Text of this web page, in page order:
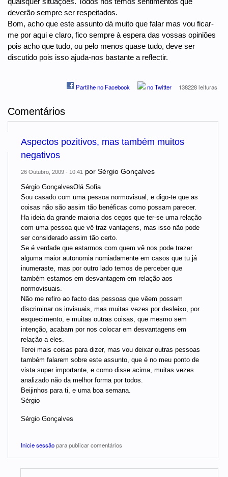
deverão sempre ser respeitados.
Bom, acho que este assunto dá muito que falar mas vou ficar-
me por aqui e claro, fico sempre à espera das vossas opiniões
pois acho que tudo, ou pelo menos quase tudo, deve ser
discutido pois isso ajuda-nos bastante a reflectir.
Partilhe no Facebook no Twitter 138228 leituras
Comentários
Aspectos pozitivos, mas também muitos
negativos
26 Outubro, 2009 - 10:41 por Sérgio Gonçalves
Sérgio GonçalvesOlá Sofia
Sou casado com uma pessoa normovisual, e digo-te que as
coisas não são assim tão benéficas como possam parecer.
Ha ideia da grande maioria dos cegos que ter-se uma relação
com uma pessoa que vê traz vantagens, mas isso não pode
ser considerado assim tão certo.
Se é verdade que estarmos com quem vê nos pode trazer
alguma maior autonomia nomiadamente em casos que tu já
inumeraste, mas por outro lado temos de perceber que
também estamos em desvantagem em relação aos
normovisuais.
Não me refiro ao facto das pessoas que vêem possam
discriminar os invisuais, mas muitas vezes por desleixo, por
esquecimento, e muitas outras coisas, que mesmo sem
intenção, acabam por nos colocar em desvantagens em
relação a eles.
Terei mais coisas para dizer, mas vou deixar outras pessoas
também falarem sobre este assunto, que é no meu ponto de
vista super importante, e como disse acima, muitas vezes
analizado não da melhor forma por todos.
Beijinhos para ti, e uma boa semana.
Sérgio
Sérgio Gonçalves
Inicie sessãopara publicar comentários